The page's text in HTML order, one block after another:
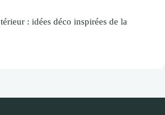
: idées déco inspirées de la